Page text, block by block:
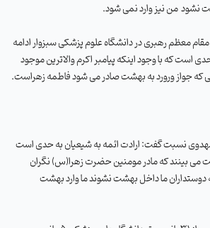
نشود من نیز وارد نمی شود.
معظم رهبری در دانشگاه علوم پزشکی سبزوار ادامه
است که با وجود اینکه پیامبر اکرم والاترین موجود
جواز ورورد به بهشت صادر می شود فاطمه زهراست.
نسبت گفت: ارادت ائمه به شیعیان به حدی است
می بینند که مادر مومنین حضرت زهرا(س) نگران
دوستداران ما داخل بهشت نشوند ما وارد بهشت